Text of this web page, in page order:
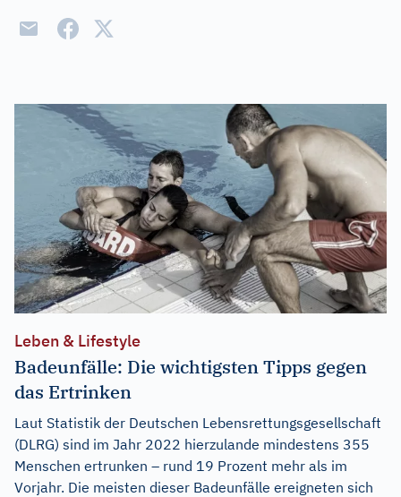
Leben & Lifestyle
Badeunfälle: Die wichtigsten Tipps gegen
das Ertrinken
Laut Statistik der Deutschen Lebensrettungsgesellschaft
(DLRG) sind im Jahr 2022 hierzulande mindestens 355
Menschen ertrunken – rund 19 Prozent mehr als im
Vorjahr. Die meisten dieser Badeunfälle ereigneten sich